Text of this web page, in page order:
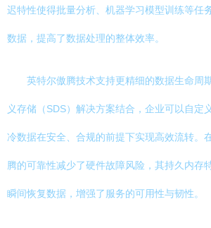
迟特性使得批量分析、机器学习模型训练等任
数据，提高了数据处理的整体效率。
英特尔傲腾技术支持更精细的数据生命周
义存储（SDS）解决方案结合，企业可以自定
冷数据在安全、合规的前提下实现高效流转。
腾的可靠性减少了硬件故障风险，其持久内存
瞬间恢复数据，增强了服务的可用性与韧性。